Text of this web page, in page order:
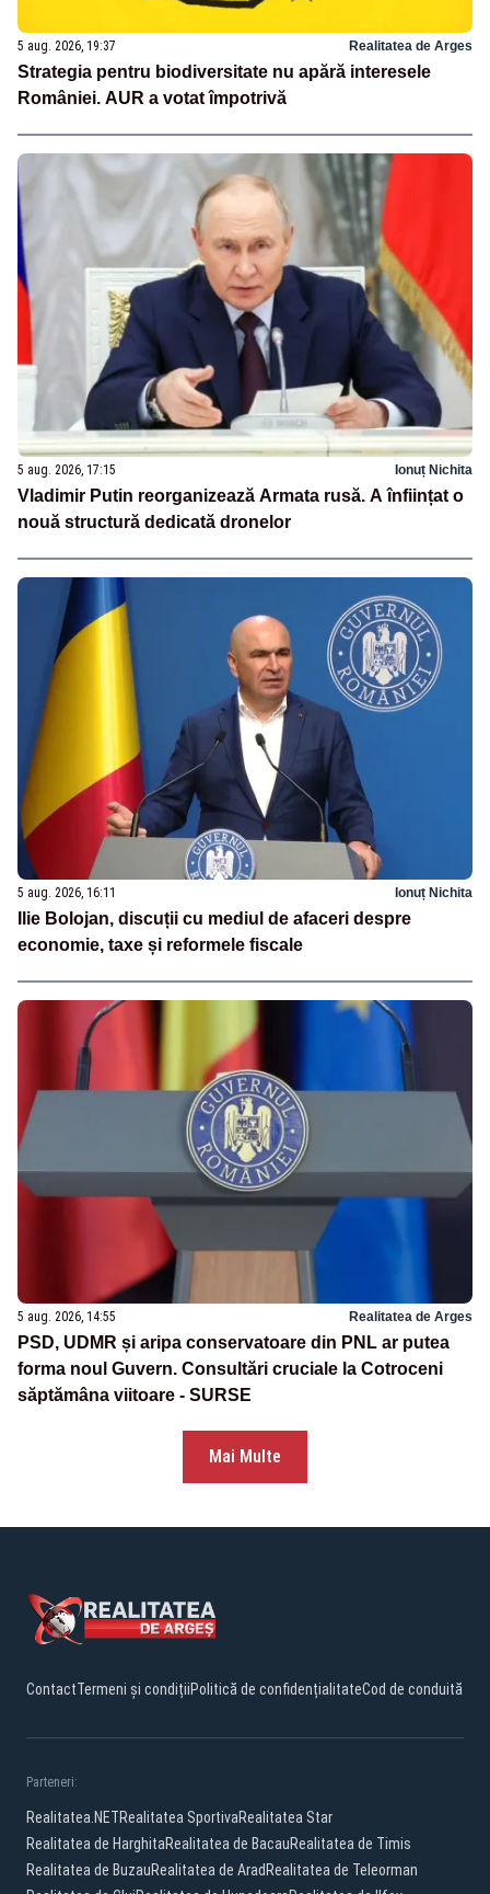
5 aug. 2026, 19:37 Realitatea de Arges
Strategia pentru biodiversitate nu apără interesele
României. AUR a votat împotrivă
5 aug. 2026, 17:15 Ionuț Nichita
Vladimir Putin reorganizează Armata rusă. A înființat o
nouă structură dedicată dronelor
5 aug. 2026, 16:11 Ionuț Nichita
Ilie Bolojan, discuții cu mediul de afaceri despre
economie, taxe și reformele fiscale
5 aug. 2026, 14:55 Realitatea de Arges
PSD, UDMR și aripa conservatoare din PNL ar putea
forma noul Guvern. Consultări cruciale la Cotroceni
săptămâna viitoare - SURSE
Mai Multe
ContactTermeni și condițiiPolitică de confidențialitateCod de conduită
Parteneri:
Realitatea.NETRealitatea SportivaRealitatea Star
Realitatea de HarghitaRealitatea de BacauRealitatea de Timis
Realitatea de BuzauRealitatea de Arad Realitatea de Teleorman